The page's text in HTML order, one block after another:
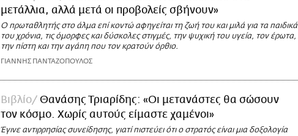
μετάλλια, αλλά μετά οι προβολείς σβήνουν»
Ο πρωταθλητής στο άλμα επί κοντώ αφηγείται τη ζωή του και μιλά για τα παιδικά
του χρόνια, τις όμορφες και δύσκολες στιγμές, την ψυχική του υγεία, τον έρωτα,
την πίστη και την αγάπη που τον κρατούν όρθιο.
ΓΙΑΝΝΗΣ ΠΑΝΤΑΖΟΠΟΥΛΟΣ
Βιβλίο
Θανάσης Τριαρίδης: «Οι μετανάστες θα σώσουν
τον κόσμο. Χωρίς αυτούς είμαστε χαμένοι»
Έγινε αντιρρησίας συνείδησης, γιατί πιστεύει ότι ο στρατός είναι μια δοξολογία